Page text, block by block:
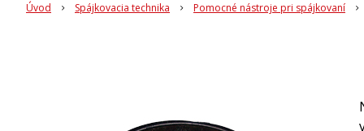
Úvod Spájkovacia technika Pomocné nástroje pri spájkovaní